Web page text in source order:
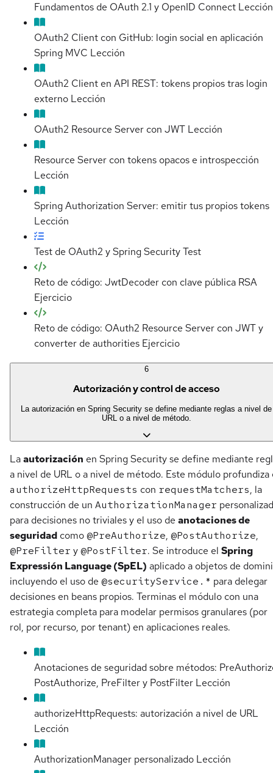
Fundamentos de OAuth 2.1 y OpenID Connect Lección
OAuth2 Client con GitHub: login social en aplicación
Spring MVC Lección
OAuth2 Client en API REST: tokens propios tras login
externo Lección
OAuth2 Resource Server con JWT Lección
Resource Server con tokens opacos e introspección
Lección
Spring Authorization Server: emitir tus propios tokens
Lección
Test de OAuth2 y Spring SecurityTest
Reto de código: JwtDecoder con clave pública RSA
Ejercicio
Reto de código: OAuth2 Resource Server con JWT y
converter de authorities Ejercicio
6
Autorización y control de acceso
La autorización en Spring Security se define mediante reglas a nivel de
URL o a nivel de método.
Laautorización en Spring Security se define mediante
a nivel de URL o a nivel de método. Este módulo profundiza
authorizeHttpRequests con requestMatchers, la
construcción de un AuthorizationManager
para decisiones no triviales y el uso de anotaciones de
seguridad como@PreAuthorize, @PostAuthorize,
@PreFilter y@PostFilter. Se introduce el Spring
Expressión Language (SpEL) aplicado a objetos de
incluyendo el uso de @securityService.* para delegar
decisiones en beans propios. Terminas el módulo con una
estrategia completa para modelar permisos granulares (por
rol, por recurso, por tenant) en aplicaciones reales.
Anotaciones de seguridad sobre métodos:
PostAuthorize, PreFilter y PostFilter Lección
authorizeHttpRequests: autorización a nivel de URL
Lección
AuthorizationManager personalizado Lección